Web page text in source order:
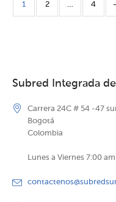
1 2 … 4
Subred Integrada
Carrera 24C # 54 -47
Bogotá
Colombia
Lunes a Viernes 7:00